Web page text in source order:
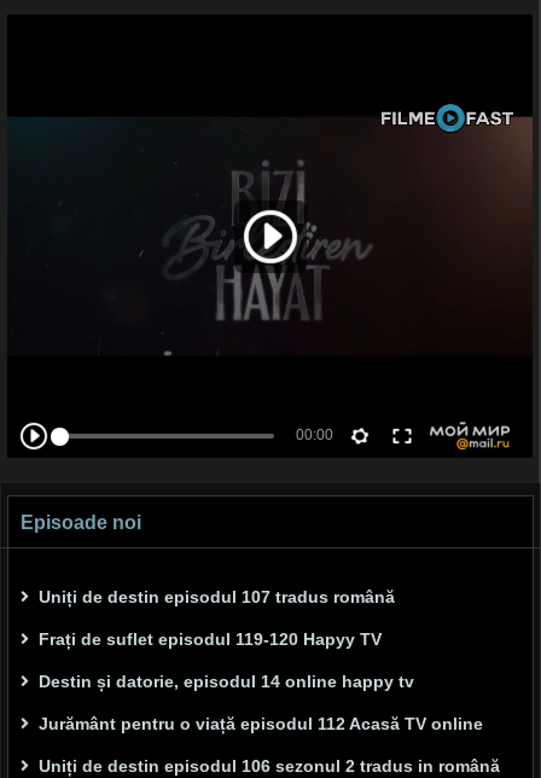
Episoade noi
Uniți de destin episodul 107 tradus română
Frați de suflet episodul 119-120 Hapyy TV
Destin și datorie, episodul 14 online happy tv
Jurământ pentru o viață episodul 112 Acasă TV online
Uniți de destin episodul 106 sezonul 2 tradus in română